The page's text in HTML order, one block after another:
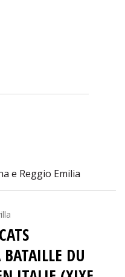
e Reggio Emilia
DU